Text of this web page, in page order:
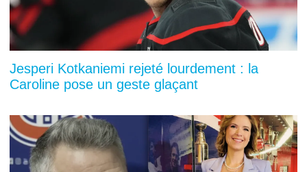
Jesperi Kotkaniemi rejeté lourdement : la
Caroline pose un geste glaçant